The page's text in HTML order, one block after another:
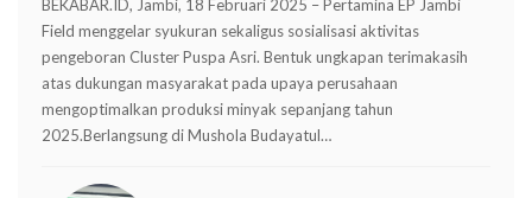
BEKABAR.ID, Jambi, 18 Februari 2025 – Pertamina EP Jambi
Field menggelar syukuran sekaligus sosialisasi aktivitas
pengeboran Cluster Puspa Asri. Bentuk ungkapan terimakasih
atas dukungan masyarakat pada upaya perusahaan
mengoptimalkan produksi minyak sepanjang tahun
2025.Berlangsung di Mushola Budayatul…